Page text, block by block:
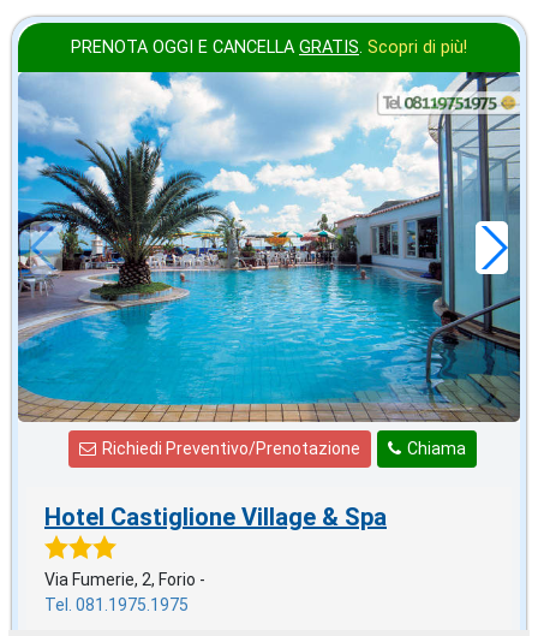
PRENOTA OGGI E CANCELLA GRATIS. Scopri di più!
agosto
in offerta da
€52,71
a notte
Chiama
Richiedi Preventivo/Prenotazione
Hotel Castiglione Village & Spa
Via Fumerie, 2, Forio -
Tel. 081.1975.1975